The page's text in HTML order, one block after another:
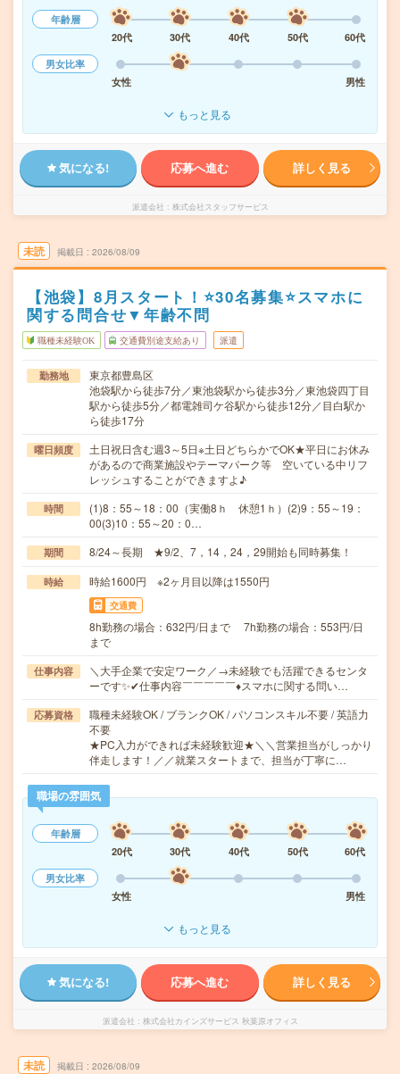
年齢層
20代
30代 40代 50代
60代
男女比率
女性
男性
もっと見る
気になる! 応募へ進む 詳しく見る
派遣会社 株式会社スタッフサービス
未読 掲載日 2026/08/09
【池袋】8月スタート！⭐30名募集⭐スマホに
関する問合せ▼年齢不問
職種未経験OK 交通費別途支給あり 派遣
勤務地
東京都豊島区
池袋駅から徒歩7分／東池袋駅から徒歩3分／東池袋四丁目
駅から徒歩5分／都電雑司ケ谷駅から徒歩12分／目白駅か
ら徒歩17分
曜日頻度
土日祝日含む週3～5日※土日どちらかでOK★平日にお休み
があるので商業施設やテーマパーク等 空いている中リフ
レッシュすることができますよ♪
時間
(1)8：55～18：00（実働8ｈ 休憩1ｈ）(2)9：55～19：
00(3)10：55～20：0…
期間 8/24～長期 ★9/2、7，14，24，29開始も同時募集！
時給 時給1600円 ※2ヶ月目以降は1550円
交通費
8h勤務の場合：632円/日まで 7h勤務の場合：553円/日
まで
仕事内容
＼大手企業で安定ワーク／→未経験でも活躍できるセンタ
ーです✨✔仕事内容￣￣￣￣￣♦スマホに関する問い…
応募資格
職種未経験OK / ブランクOK / パソコンスキル不要 / 英語力
不要
★PC入力ができれば未経験歓迎★＼＼営業担当がしっかり
伴走します！／／就業スタートまで、担当が丁寧に…
職場の雰囲気
年齢層
20代
30代 40代 50代
60代
男女比率
女性
男性
もっと見る
気になる! 応募へ進む 詳しく見る
派遣会社 株式会社カインズサービス 秋葉原オフィス
未読 掲載日 2026/08/09